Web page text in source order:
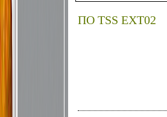
ПО TSS EXT02